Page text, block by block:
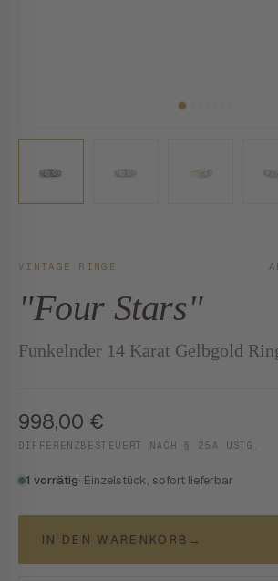
VINTAGE RINGE
"Four Stars"
Funkelnder 14 Karat Gelbgold
998,00 €
DIFFERENZBESTEUERT NACH § 25A USTG.
1 vorrätig· Einzelstück, sofort lieferbar
IN DEN WARENKORB →